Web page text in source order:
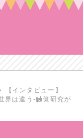
【インタビュー】
界は違う-触覚研究が